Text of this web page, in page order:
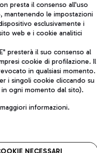
INNOVAZIONE
presta il consenso all'uso
mantenendo le impostazioni
esclusivamente i
web e i cookie analitici
presterà il suo consenso al
cookie di profilazione. Il
in qualsiasi momento.
i singoli cookie cliccando su
in ogni momento dal sito).
informazioni.
NECESSARI